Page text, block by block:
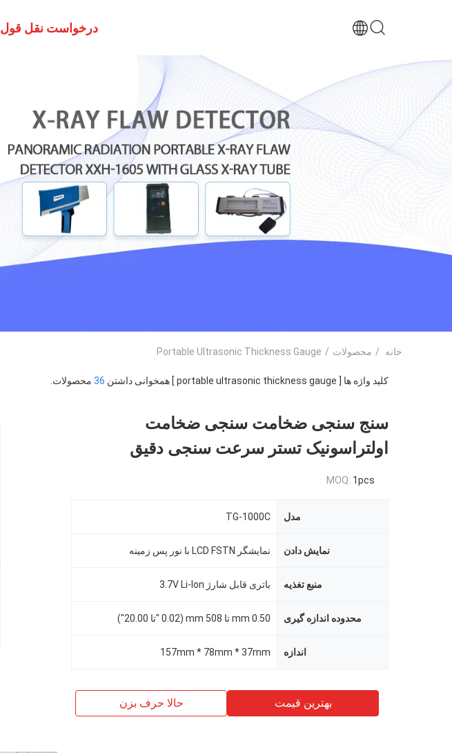
درخواست نقل قول
خانه / محصولات /
Portable Ultrasonic Thickness Gauge
کلید واژه ها [ portable ultrasonic thickness gauge ] همخوانی داشتن 36 محصولات.
سنج سنجی ضخامت سنجی ضخامت
اولتراسونیک تستر سرعت سنجی دقیق
MOQ: 1pcs
مدل TG-1000C
نمایش دادن نمایشگر LCD FSTN با نور پس زمینه
منبع تغذیه باتری قابل شارژ 3.7V Li-Ion
محدوده اندازه گیری 0.50 mm تا 508 mm (0.02 "تا 20.00")
اندازه 157mm * 78mm * 37mm
بهترین قیمت حالا حرف بزن